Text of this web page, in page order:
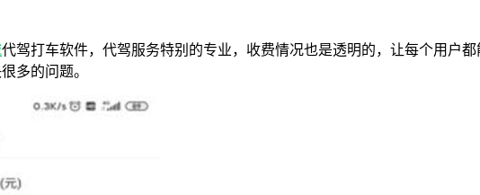
代驾打车软件，代驾服务特别的专业，收费情况也是透明的，让每个用户
多的问题。